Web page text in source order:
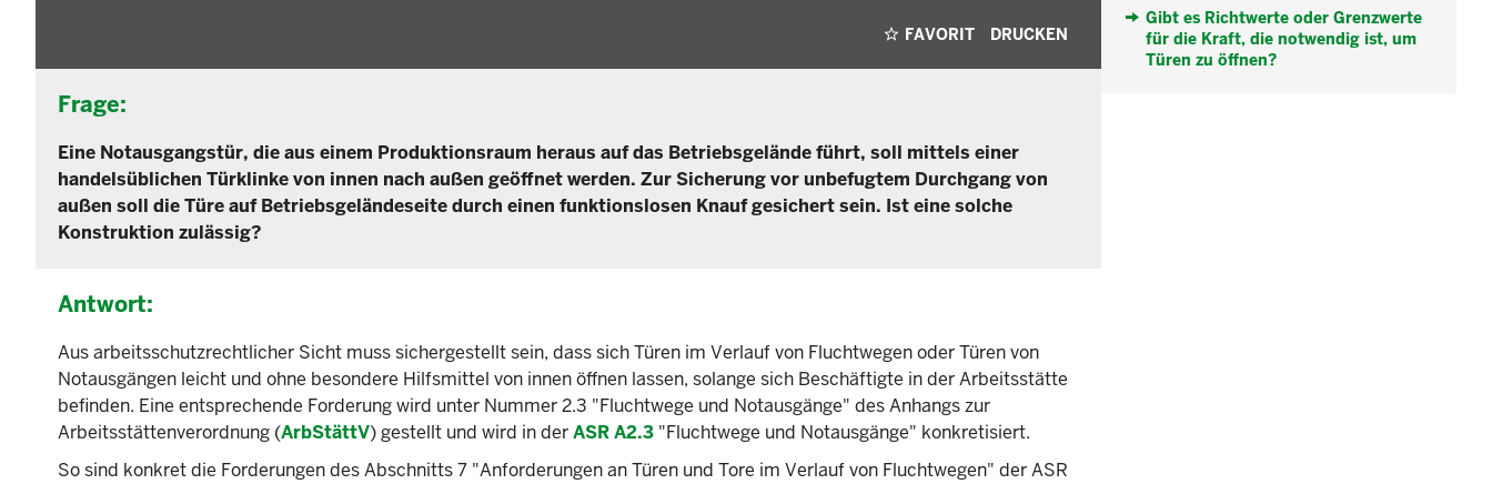
FAVORIT DRUCKEN
Frage:
Eine Notausgangstür, die aus einem Produktionsraum heraus auf das Betriebsgelände führt, soll mittels einer
handelsüblichen Türklinke von innen nach außen geöffnet werden. Zur Sicherung vor unbefugtem Durchgang von
außen soll die Türe auf Betriebsgeländeseite durch einen funktionslosen Knauf gesichert sein. Ist eine solche
Konstruktion zulässig?
Antwort:
Aus arbeitsschutzrechtlicher Sicht muss sichergestellt sein, dass sich Türen im Verlauf von Fluchtwegen oder Türen von
Notausgängen leicht und ohne besondere Hilfsmittel von innen öffnen lassen, solange sich Beschäftigte in der Arbeitsstätte
befinden. Eine entsprechende Forderung wird unter Nummer 2.3 "Fluchtwege und Notausgänge" des Anhangs zur
Arbeitsstättenverordnung (ArbStättV) gestellt und wird in derASR A2.3 "Fluchtwege und Notausgänge" konkretisiert.
So sind konkret die Forderungen des Abschnitts 7 "Anforderungen an Türen und Tore im Verlauf von Fluchtwegen" der ASR
Gibt es Richtwerte oder Grenzwerte
für die Kraft, die notwendig ist, um
Türen zu öffnen?